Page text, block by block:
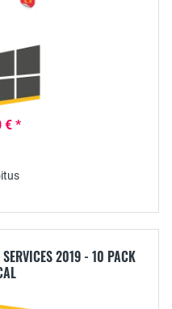
€ *
SERVICES 2019 - 10 PACK